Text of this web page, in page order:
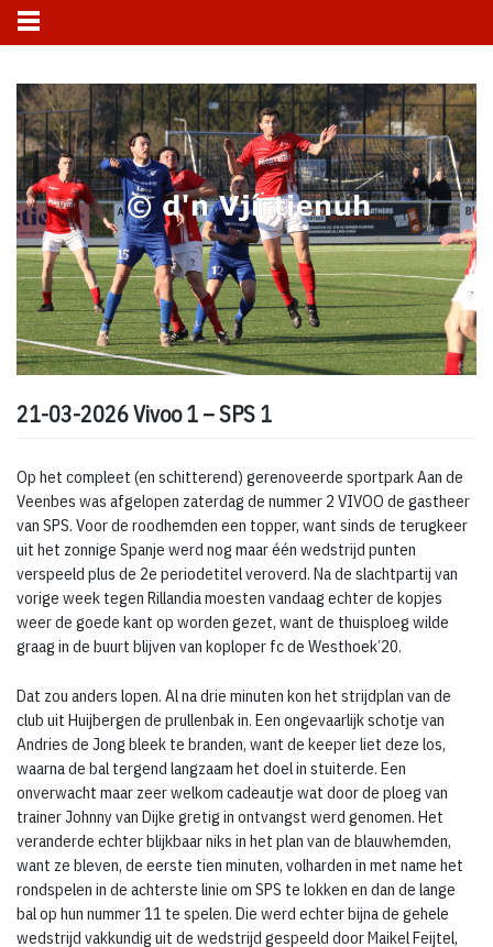
Skip
content
21-03-2026 Vivoo 1 – SPS 1
Op het compleet (en schitterend) gerenoveerde sportpark Aan de
Veenbes was afgelopen zaterdag de nummer 2 VIVOO de gastheer
van SPS. Voor de roodhemden een topper, want sinds de terugkeer
uit het zonnige Spanje werd nog maar één wedstrijd punten
verspeeld plus de 2e periodetitel veroverd. Na de slachtpartij van
vorige week tegen Rillandia moesten vandaag echter de kopjes
weer de goede kant op worden gezet, want de thuisploeg wilde
graag in de buurt blijven van koploper fc de Westhoek’20.
Dat zou anders lopen. Al na drie minuten kon het strijdplan van de
club uit Huijbergen de prullenbak in. Een ongevaarlijk schotje van
Andries de Jong bleek te branden, want de keeper liet deze los,
waarna de bal tergend langzaam het doel in stuiterde. Een
onverwacht maar zeer welkom cadeautje wat door de ploeg van
trainer Johnny van Dijke gretig in ontvangst werd genomen. Het
veranderde echter blijkbaar niks in het plan van de blauwhemden,
want ze bleven, de eerste tien minuten, volharden in met name het
rondspelen in de achterste linie om SPS te lokken en dan de lange
bal op hun nummer 11 te spelen. Die werd echter bijna de gehele
wedstrijd vakkundig uit de wedstrijd gespeeld door Maikel Feijtel,